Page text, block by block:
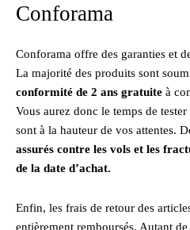
Conforama
Conforama offre des garanties et
La majorité des produits sont
conformité de 2 ans gratuite à
Vous aurez donc le temps de
sont à la hauteur de vos attentes.
assurés contre les vols et les
de la date d’achat.
Enfin, les frais de retour des
entièrement remboursés. Autant